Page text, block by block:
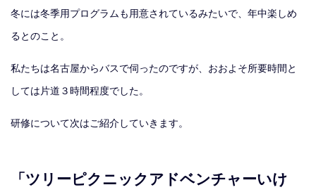
冬には冬季用プログラムも用意されているみたいで、年中楽しめ
るとのこと。
私たちは名古屋からバスで伺ったのですが、おおよそ所要時間と
しては片道３時間程度でした。
研修について次はご紹介していきます。
「ツリーピクニックアドベンチャーいけ